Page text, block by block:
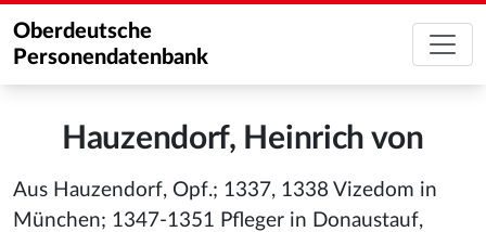
Oberdeutsche
Personendatenbank
Hauzendorf, Heinrich von
Aus Hauzendorf, Opf.; 1337, 1338 Vizedom in
München; 1347-1351 Pfleger in Donaustauf,